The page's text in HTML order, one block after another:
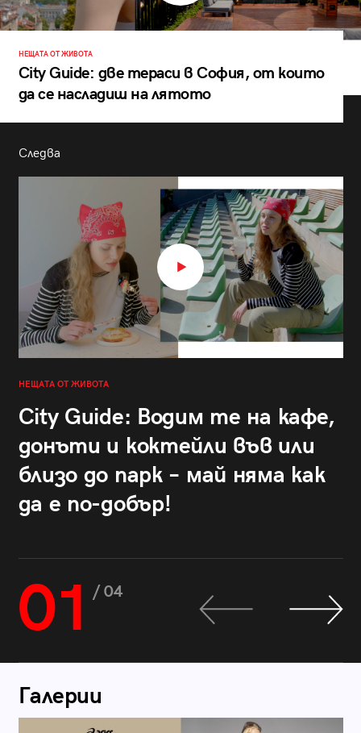
НЕЩАТА ОТ ЖИВОТА
City Guide: две тераси в София, от които
да се насладиш на лятото
Следва
НЕЩАТА ОТ ЖИВОТА
City Guide: Водим те на кафе,
донъти и коктейли във или
близо до парк – май няма как
да е по-добър!
01 / 04
Галерии